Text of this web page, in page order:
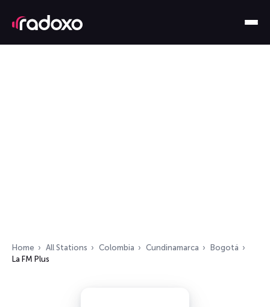
Home All Stations Colombia Cundinamarca
Bogotá
La FM Plus